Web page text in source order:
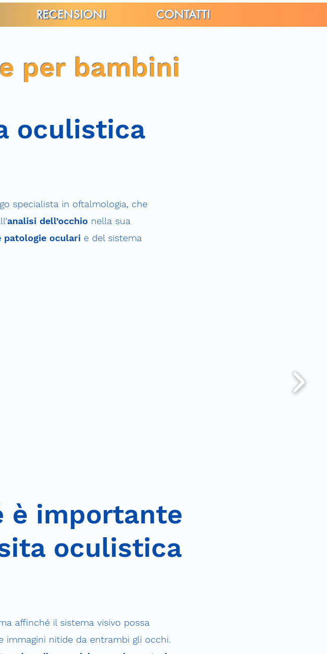
per bambini
oculistica
specialista in oftalmologia, che
analisi dell’occhio nella sua
patologie oculari e del sistema
è importante
oculistica
affinché il sistema visivo possa
immagini nitide da entrambi gli occhi.
RECENSIONI CONTATTI